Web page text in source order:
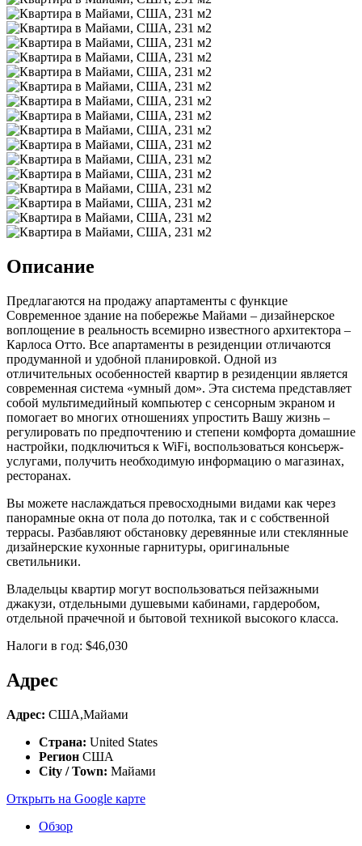
Описание
Предлагаются на продажу апартаменты с функцие
Современное здание на побережье Майами – дизайнерское
воплощение в реальность всемирно известного архитектора –
Карлоса Отто. Все апартаменты в резиденции отличаются
продуманной и удобной планировкой. Одной из
отличительных особенностей квартир в резиденции является
современная система «умный дом». Эта система представляет
собой мультимедийный компьютер с сенсорным экраном и
помогает во многих отношениях упростить Вашу жизнь –
регулировать по предпочтению и степени комфорта домашние
настройки, подключиться к WiFi, воспользоваться консьерж-
услугами, получить необходимую информацию о магазинах,
ресторанах.
Вы можете наслаждаться превосходными видами как через
панорамные окна от пола до потолка, так и с собственной
террасы. Разбавляют обстановку деревянные или стеклянные
дизайнерские кухонные гарнитуры, оригинальные
светильники.
Владельцы квартир могут воспользоваться пейзажными
джакузи, отдельными душевыми кабинами, гардеробом,
отдельной прачечной и бытовой техникой высокого класса.
Налоги в год: $46,030
Адрес
Адрес: США,Майами
Страна: United States
Регион США
City / Town: Майами
Открыть на Google карте
Обзор